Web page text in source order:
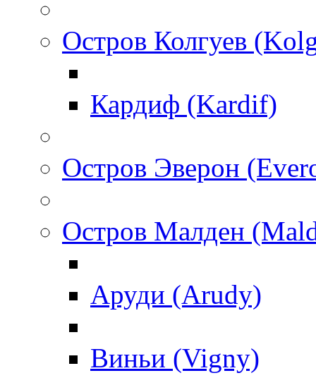
Остров Колгуев
Кардиф (Kardif)
Остров Эверон
Остров Малден
Аруди (Arudy)
Виньи (Vigny)